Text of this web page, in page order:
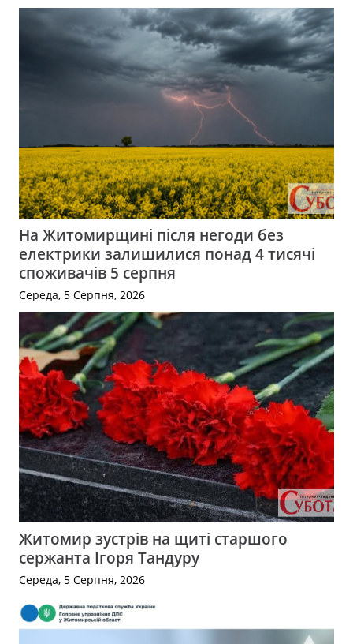
На Житомирщині після негоди без
електрики залишилися понад 4 тисячі
споживачів 5 серпня
Середа, 5 Серпня, 2026
Житомир зустрів на щиті старшого
сержанта Ігоря Тандуру
Середа, 5 Серпня, 2026